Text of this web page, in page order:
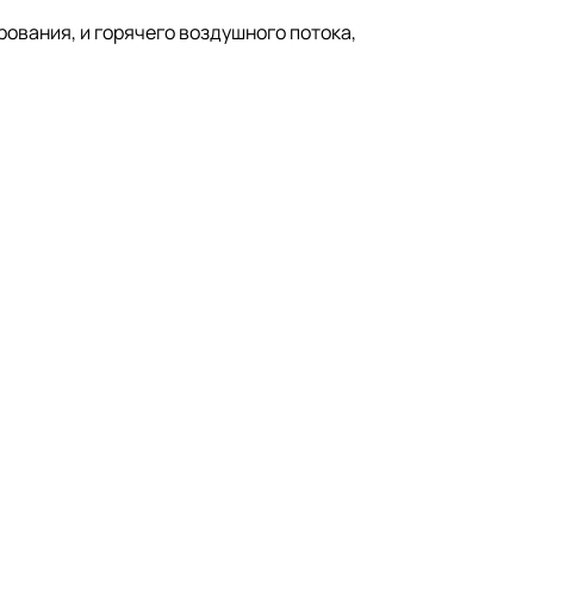
и горячего воздушного потока,